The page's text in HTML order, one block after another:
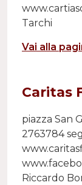
Tarchi
Vai alla
Caritas
piazza San
2763784
Riccardo